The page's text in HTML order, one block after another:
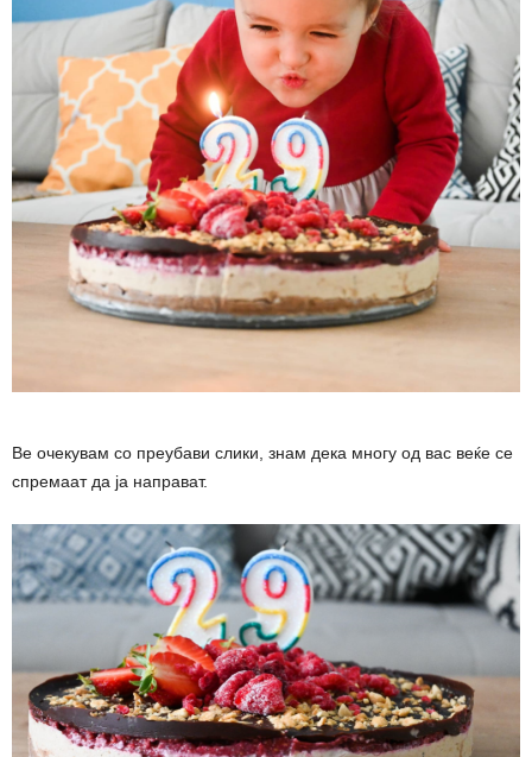
Ве очекувам со преубави слики, знам дека многу од вас веќе се
спремаат да ја направат.